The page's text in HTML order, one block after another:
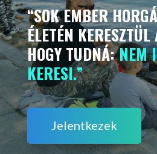
“SOK EMBER
ÉLETÉN
HOGY TUDNÁ:NEM
KERESI.”
Jelentkezek